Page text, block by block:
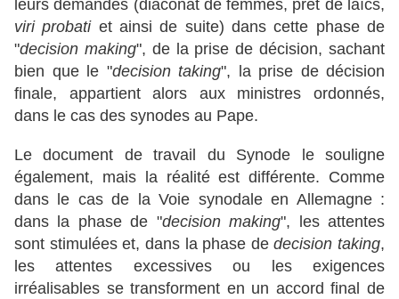
leurs demandes (diaconat de femmes, prêt de laïcs,
viri probatiet ainsi de suite) dans cette phase de
"decision making", de la prise de décision, sachant
bien que le "decision taking", la prise de décision
finale, appartient alors aux ministres ordonnés,
dans le cas des synodes au Pape.
Le document de travail du Synode le souligne
également, mais la réalité est différente. Comme
dans le cas de la Voie synodale en Allemagne :
dans la phase de "decision making", les attentes
sont stimulées et, dans la phase dedecision taking,
les attentes excessives ou les exigences
irréalisables se transforment en un accord final de